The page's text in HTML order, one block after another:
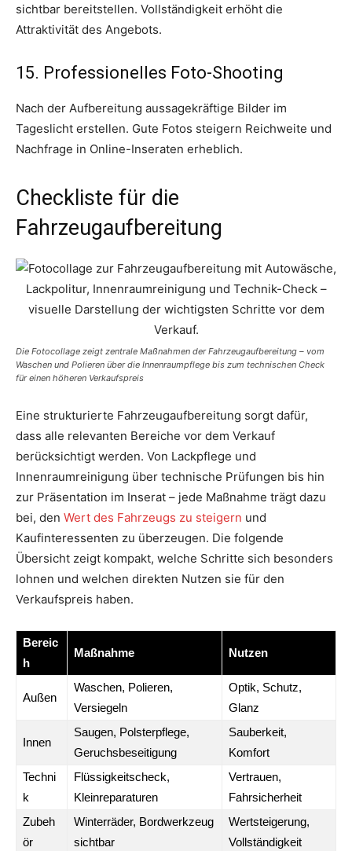
sichtbar bereitstellen. Vollständigkeit erhöht die
Attraktivität des Angebots.
15. Professionelles Foto-Shooting
Nach der Aufbereitung aussagekräftige Bilder im
Tageslicht erstellen. Gute Fotos steigern Reichweite und
Nachfrage in Online-Inseraten erheblich.
Checkliste für die
Fahrzeugaufbereitung
Die Fotocollage zeigt zentrale Maßnahmen der Fahrzeugaufbereitung – vom
Waschen und Polieren über die Innenraumpflege bis zum technischen Check
für einen höheren Verkaufspreis
Eine strukturierte Fahrzeugaufbereitung sorgt dafür,
dass alle relevanten Bereiche vor dem Verkauf
berücksichtigt werden. Von Lackpflege und
Innenraumreinigung über technische Prüfungen bis hin
zur Präsentation im Inserat – jede Maßnahme trägt dazu
bei, den Wert des Fahrzeugs zu steigern und
Kaufinteressenten zu überzeugen. Die folgende
Übersicht zeigt kompakt, welche Schritte sich besonders
lohnen und welchen direkten Nutzen sie für den
Verkaufspreis haben.
Bereic
h
Maßnahme Nutzen
Außen
Waschen, Polieren,
Versiegeln
Optik, Schutz,
Glanz
Innen
Saugen, Polsterpflege,
Geruchsbeseitigung
Sauberkeit,
Komfort
Techni
k
Flüssigkeitscheck,
Kleinreparaturen
Vertrauen,
Fahrsicherheit
Zubeh
ör
Winterräder, Bordwerkzeug
sichtbar
Wertsteigerung,
Vollständigkeit